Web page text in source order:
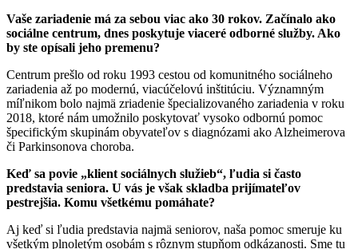
Vaše zariadenie má za sebou viac ako 30 rokov. Začínalo ako
sociálne centrum, dnes poskytuje viaceré odborné služby. Ako
by ste opísali jeho premenu?
Centrum prešlo od roku 1993 cestou od komunitného sociálneho
zariadenia až po modernú, viacúčelovú inštitúciu. Významným
míľnikom bolo najmä zriadenie špecializovaného zariadenia v roku
2018, ktoré nám umožnilo poskytovať vysoko odbornú pomoc
špecifickým skupinám obyvateľov s diagnózami ako Alzheimerova
či Parkinsonova choroba.
Keď sa povie „klient sociálnych služieb“, ľudia si často
predstavia seniora. U vás je však skladba prijímateľov
pestrejšia. Komu všetkému pomáhate?
Aj keď si ľudia predstavia najmä seniorov, naša pomoc smeruje ku
všetkým plnoletým osobám s rôznym stupňom odkázanosti. Sme tu